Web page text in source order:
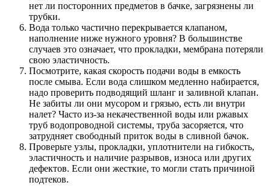
нет ли посторонних предметов в бачке, загрязнены ли
трубки.
Вода только частично перекрывается клапаном,
наполнение ниже нужного уровня? В большинстве
случаев это означает, что прокладки, мембрана потеряли
свою эластичность.
Посмотрите, какая скорость подачи воды в емкость
после смыва. Если вода слишком медленно набирается,
надо проверить подводящий шланг и заливной клапан.
Не забиты ли они мусором и грязью, есть ли внутри
налет? Часто из-за некачественной воды или ржавых
труб водопроводной системы, труба засоряется, что
затрудняет свободный приток воды в сливной бачок.
Проверьте узлы, прокладки, уплотнители на гибкость,
эластичность и наличие разрывов, износа или других
дефектов. Если они жесткие, то могли стать причиной
подтеков.